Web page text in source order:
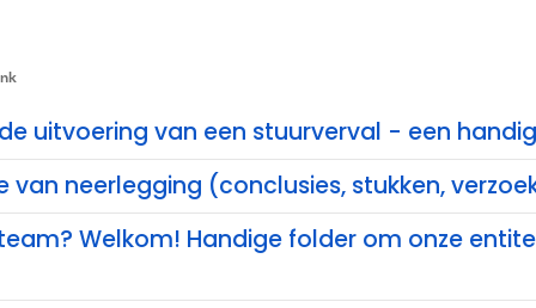
uitvoering van een stuurverval - een
van neerlegging (conclusies, stukken,
Welkom! Handige folder om onze